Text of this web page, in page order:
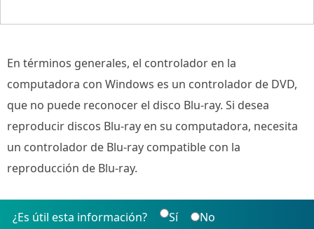
En términos generales, el controlador en la
computadora con Windows es un controlador de DVD,
que no puede reconocer el disco Blu-ray. Si desea
reproducir discos Blu-ray en su computadora, necesita
un controlador de Blu-ray compatible con la
reproducción de Blu-ray.
¿Es útil esta información? Sí No